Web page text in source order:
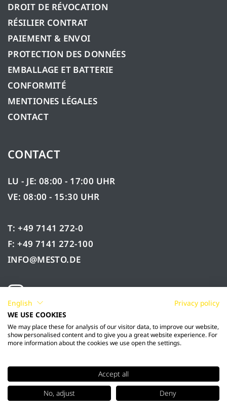
DROIT DE RÉVOCATION
RÉSILIER CONTRAT
PAIEMENT & ENVOI
PROTECTION DES DONNÉES
EMBALLAGE ET BATTERIE
CONFORMITÉ
MENTIONES LÉGALES
CONTACT
CONTACT
LU - JE: 08:00 - 17:00 UHR
VE: 08:00 - 15:30 UHR
T: +49 7141 272-0
F: +49 7141 272-100
INFO@MESTO.DE
© 2026 Mesto Spritzenfabrik Ernst Stockburger
GmbH
English
Privacy policy
WE USE COOKIES
We may place these for analysis of our visitor data, to improve our website,
show personalised content and to give you a great website experience. For
more information about the cookies we use open the settings.
Accept all
No, adjust
Deny